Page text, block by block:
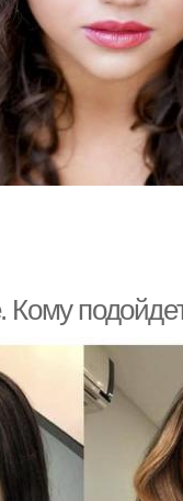
Кому